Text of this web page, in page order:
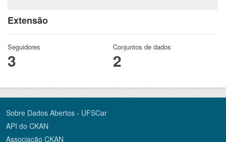
Extensão
Seguidores
3
Conjuntos de dados
2
Sobre Dados Abertos - UFSCar
API do CKAN
Associação CKAN